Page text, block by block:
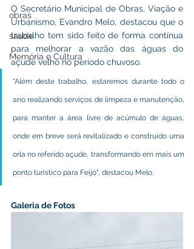
obras
saude
Memória e Cultura
O Secretário Municipal de Obras, Viação e
Urbanismo, Evandro Melo, destacou que o
trabalho tem sido feito de forma contínua
para melhorar a vazão das águas do
açude velho no período chuvoso.
"Além deste trabalho, estaremos durante todo o
ano realizando serviços de limpeza e manutenção,
para manter a área livre de acúmulo de águas,
onde em breve será revitalizado e construído uma
orla no referido açude, transformando em mais um
ponto turístico para Feijó", destacou Melo.
Galeria de Fotos